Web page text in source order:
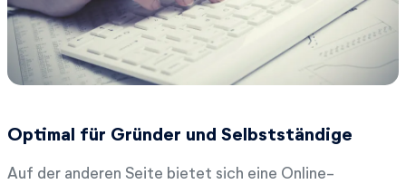
Optimal für Gründer und Selbstständige
Auf der anderen Seite bietet sich eine Online-